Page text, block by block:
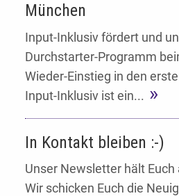
München
Input-Inklusiv fördert und
Durchstarter-Programm
Wieder-Einstieg in den
Input-Inklusiv ist ein...
In Kontakt bleiben :-)
Unser Newsletter hält
Wir schicken Euch die